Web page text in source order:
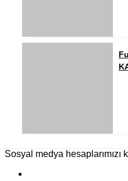
Sosyal medya hesaplarımızı